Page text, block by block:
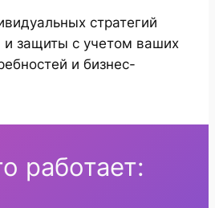
стратегий
и защиты с учетом ваших
и бизнес-
работает: